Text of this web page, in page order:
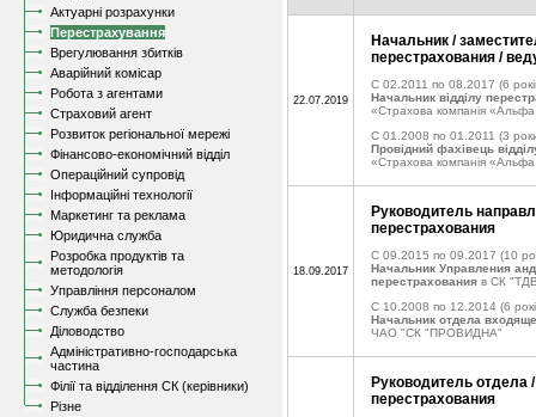
Актуарні розрахунки
Перестрахування
Врегулювання збитків
Аварійний комісар
Робота з агентами
Страховий агент
Розвиток регіональної мережі
Фінансово-економічний відділ
Операційний супровід
Інформаційні технології
Маркетинг та реклама
Юридична служба
Розробка продуктів та
методологія
Управління персоналом
Служба безпеки
Діловодство
Адміністративно-господарська
частина
Філії та відділення СК (керівники)
Різне
22.07.2019
Начальник /
перестрахования /
C 02.2011 по 08.2017 (6
Начальник відділу
«Страхова компанія
C 01.2008 по 01.2011 (3
Провiдний фахівець
«Страхова компанія
18.09.2017
Руководитель
перестрахования
C 09.2015 по 09.2017 (10
Начальник Управления
перестрахования в СК
C 10.2008 по 12.2014 (6
Начальник отдела
ЧАО "СК "ПРОВИДНА"
Руководитель отдела
перестрахования